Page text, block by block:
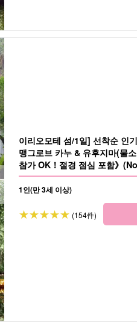
이리오모테 섬/1일] 선착순 인
맹그로브 카누 & 유후지마(물
참가 OK！절경 점심 포함》
1인(만 3세 이상)
(154件)